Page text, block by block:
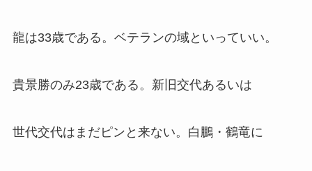
龍は33歳である。ベテランの域といっていい。
貴景勝のみ23歳である。新旧交代あるいは
世代交代はまだピンと来ない。白鵬・鶴竜に